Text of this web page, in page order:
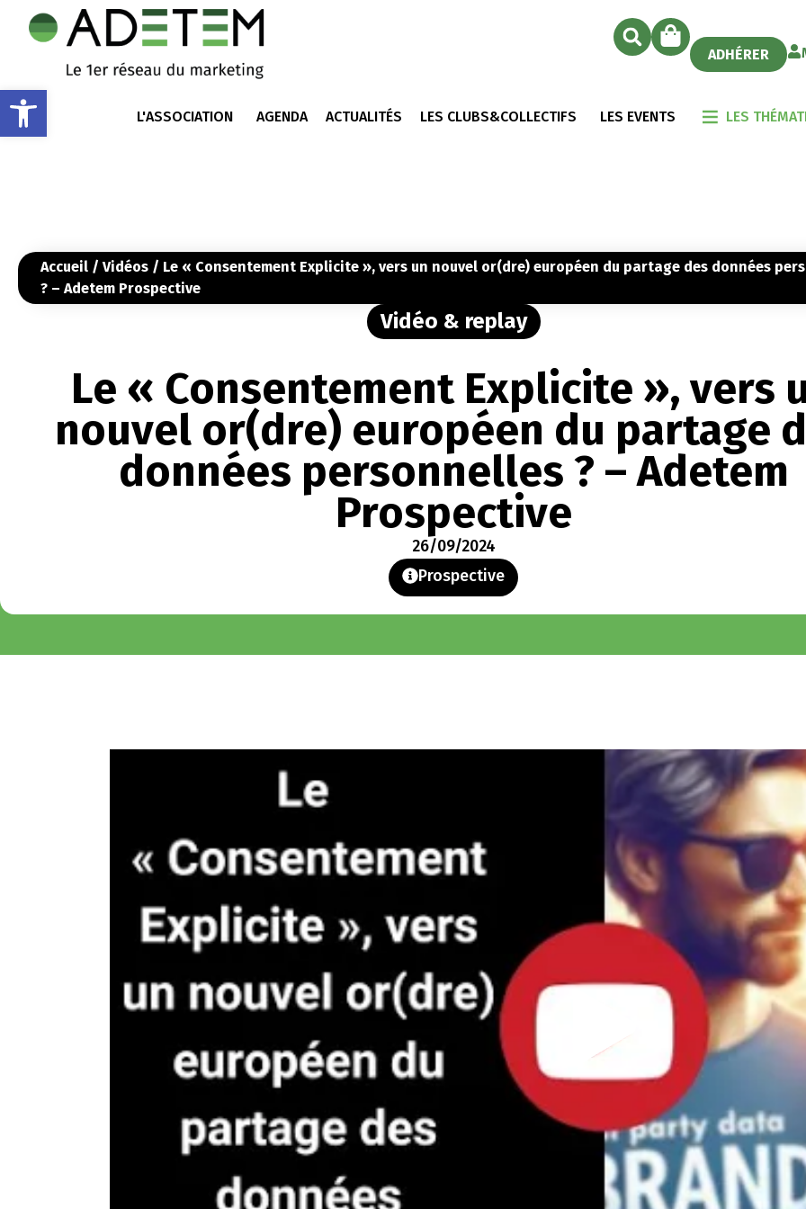
Ouvrir la barre d’outils
ADHÉRER
L'ASSOCIATION AGENDA ACTUALITÉS LES CLUBS&COLLECTIFS LES EVENTS LES
Accueil / Vidéos / Le « Consentement Explicite », vers un nouvel or(dre) européen du partage des données
? – Adetem Prospective
Vidéo & replay
Le « Consentement Explicite », vers
nouvel or(dre) européen du partage
données personnelles ? – Adetem
Prospective
26/09/2024
Prospective